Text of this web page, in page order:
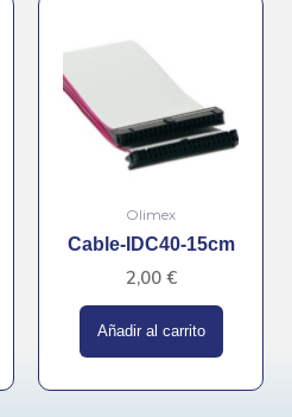
Olimex
Cable-IDC40-15cm
2,00 €
Añadir al carrito